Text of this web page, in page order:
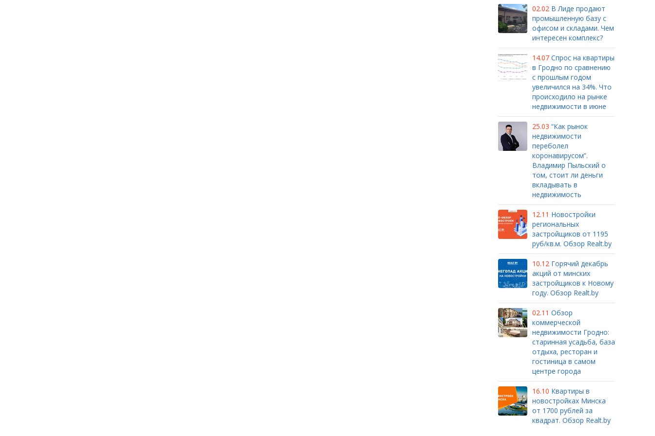
02.02 В Лиде продают
промышленную базу с
офисом и складами. Чем
интересен комплекс?
14.07 Спрос на квартиры
в Гродно по сравнению
с прошлым годом
увеличился на 34%. Что
происходило на рынке
недвижимости в июне
25.03 “Как рынок
недвижимости
переболел
коронавирусом”.
Владимир Пыльский о
том, стоит ли деньги
вкладывать в
недвижимость
12.11 Новостройки
региональных
застройщиков от 1195
руб/кв.м. Обзор Realt.by
10.12 Горячий декабрь
акций от минских
застройщиков к Новому
году. Обзор Realt.by
02.11 Обзор
коммерческой
недвижимости Гродно:
старинная усадьба, база
отдыха, ресторан и
гостиница в самом
центре города
16.10 Квартиры в
новостройках Минска
от 1700 рублей за
квадрат. Обзор Realt.by